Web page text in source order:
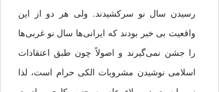
رسیدن سال نو سرکشیدند. ولی هر دو از این
واقعیت بی خبر بودند که ایرانی‌ها سال نو غربی‌ها
را جشن نمی‌گیرند و اصولاً چون طبق اعتقادات
اسلامی نوشیدن مشروبات الکی حرام است، لذا